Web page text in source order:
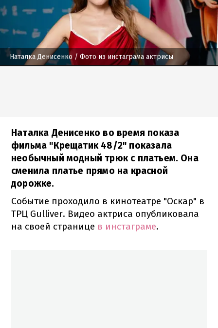
Наталка Денисенко / Фото из инстаграма актрисы
Наталка Денисенко во время показа
фильма "Крещатик 48/2" показала
необычный модный трюк с платьем. Она
сменила платье прямо на красной
дорожке.
Событие проходило в кинотеатре "Оскар" в
ТРЦ Gulliver. Видео актриса опубликовала
на своей странице в инстаграме.